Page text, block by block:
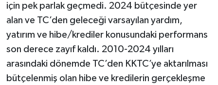
için pek parlak geçmedi. 2024 bütçesinde yer
alan ve TC’den geleceği varsayılan yardım,
yatırım ve hibe/krediler konusundaki performans
son derece zayıf kaldı. 2010-2024 yılları
arasındaki dönemde TC’den KKTC’ye aktarılması
bütçelenmiş olan hibe ve kredilerin gerçekleşme